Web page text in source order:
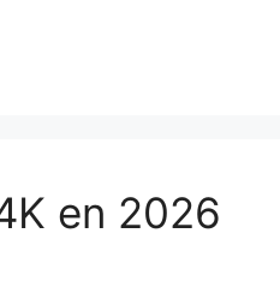
en 2026